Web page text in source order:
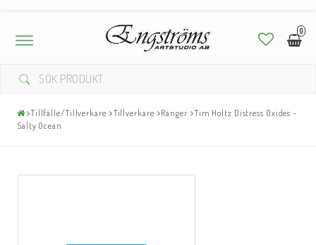
0
Toggle
navigation
Tillfälle/Tillverkare Tillverkare Ranger
Tim Holtz Distress Oxides -
Salty Ocean